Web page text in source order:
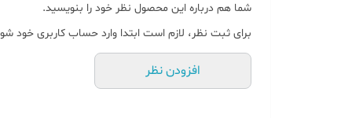
شما هم درباره این محصول نظر خود را بنویسید.
برای ثبت نظر، لازم است ابتدا وارد حساب کاربری خود
افزودن نظر